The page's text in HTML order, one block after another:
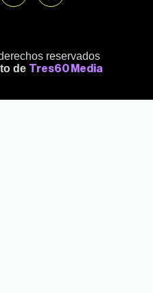
reservados
de Tres60 Media